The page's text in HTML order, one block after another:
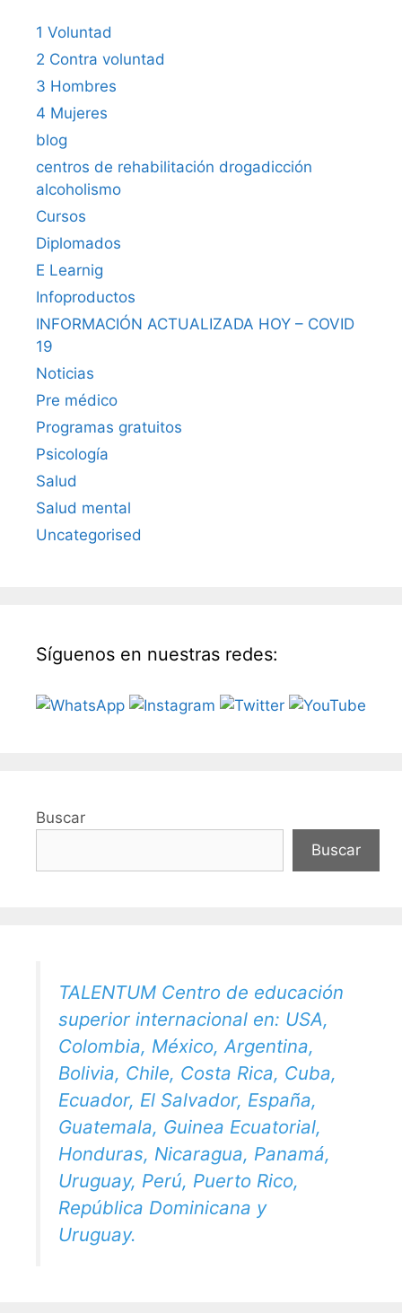
1 Voluntad
2 Contra voluntad
3 Hombres
4 Mujeres
blog
centros de rehabilitación drogadicción
alcoholismo
Cursos
Diplomados
E Learnig
Infoproductos
INFORMACIÓN ACTUALIZADA HOY – COVID
19
Noticias
Pre médico
Programas gratuitos
Psicología
Salud
Salud mental
Uncategorised
Síguenos en nuestras redes:
Buscar
Buscar
TALENTUM Centro de educación
superior internacional en: USA,
Colombia, México, Argentina,
Bolivia, Chile, Costa Rica, Cuba,
Ecuador, El Salvador, España,
Guatemala, Guinea Ecuatorial,
Honduras, Nicaragua, Panamá,
Uruguay, Perú, Puerto Rico,
República Dominicana y
Uruguay.